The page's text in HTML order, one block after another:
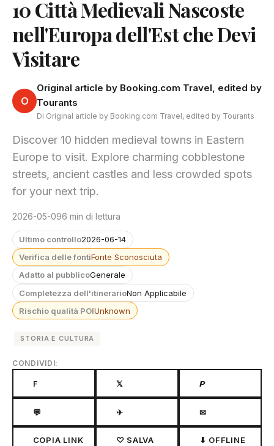
10 Città Medievali Nascoste
nell'Europa dell'Est che Devi
Visitare
O
Original article by Booking.com Travel, edited by
Tourants
Di Original article by Booking.com Travel, edited by Tourants
Discover 10 hidden medieval towns in Eastern
Europe to visit. Explore charming cobblestone
streets, ancient castles and less crowded spots
for your next trip.
2026-05-096 min di lettura
Ultimo controllo2026-06-14
Verifica delle fontiFonte Sconosciuta
Adatto al pubblicoGenerale
Completezza dell'itinerarioNon Applicabile
Rischio qualità POIUnknown
STORIA E CULTURA
CONDIVIDI:
F 𝕏 𝙋
💬 ✈ ✉
COPIA LINK ♡ SALVA ⬇ OFFLINE